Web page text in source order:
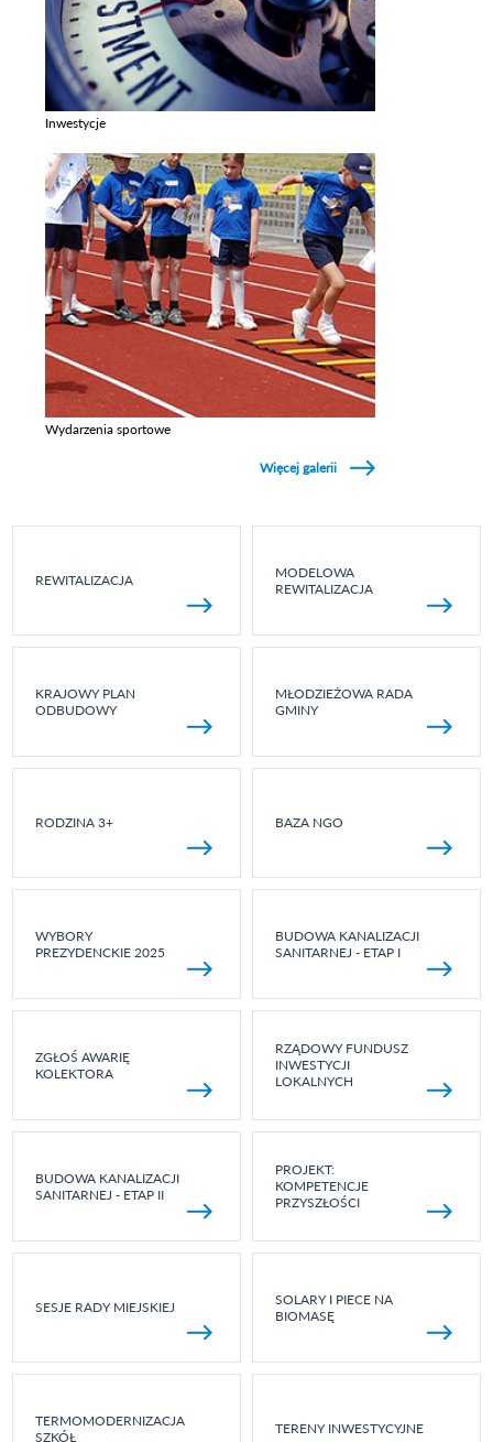
Inwestycje
Wydarzenia sportowe
Więcej galerii
REWITALIZACJA
MODELOWA
REWITALIZACJA
KRAJOWY PLAN
ODBUDOWY
MŁODZIEŻOWA RADA
GMINY
RODZINA 3+ BAZA NGO
WYBORY
PREZYDENCKIE 2025
BUDOWA KANALIZACJI
SANITARNEJ - ETAP I
ZGŁOŚ AWARIĘ
KOLEKTORA
RZĄDOWY FUNDUSZ
INWESTYCJI
LOKALNYCH
BUDOWA KANALIZACJI
SANITARNEJ - ETAP II
PROJEKT:
KOMPETENCJE
PRZYSZŁOŚCI
SESJE RADY MIEJSKIEJ
SOLARY I PIECE NA
BIOMASĘ
TERMOMODERNIZACJA
SZKÓŁ
TERENY INWESTYCYJNE